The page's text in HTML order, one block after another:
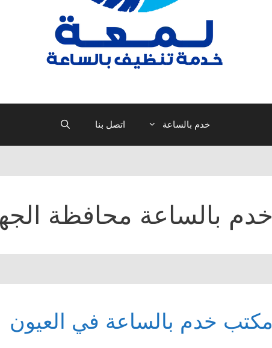
خدم بالساعة اتصل بنا
خدم بالساعة محافظة
مكتب خدم بالساعة في العيون